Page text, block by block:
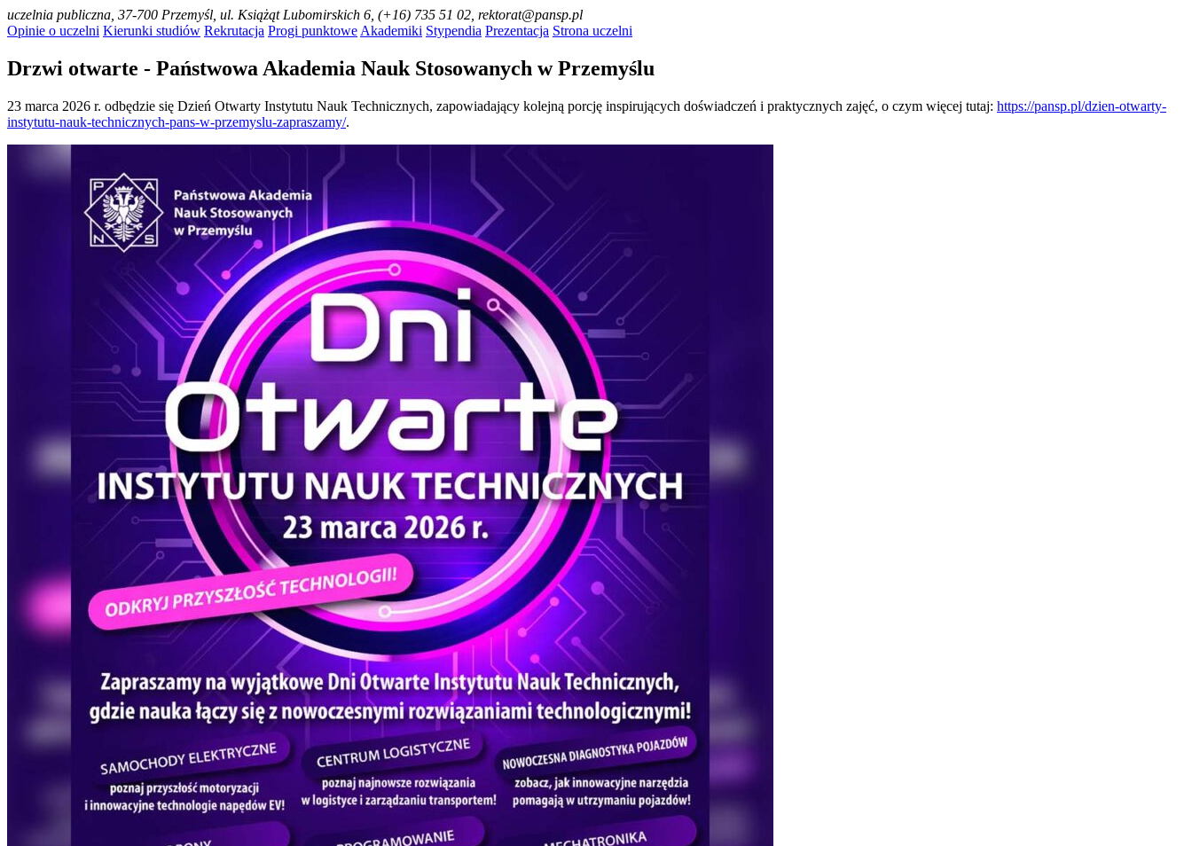
uczelnia publiczna , 37-700 Przemyśl, ul. Książąt Lubomirskich 6, (+16) 735 51 02, rektorat@pansp.pl
Opinie o uczelni Kierunki studiów Rekrutacja Progi punktowe Akademiki Stypendia Prezentacja Strona uczelni
Drzwi otwarte - Państwowa Akademia Nauk Stosowanych w Przemyślu
23 marca 2026 r. odbędzie się Dzień Otwarty Instytutu Nauk Technicznych, zapowiadający kolejną porcję inspirujących doświadczeń i praktycznych zajęć, o czym więcej tutaj: https://pansp.pl/dzien-otwarty-
instytutu-nauk-technicznych-pans-w-przemyslu-zapraszamy/.